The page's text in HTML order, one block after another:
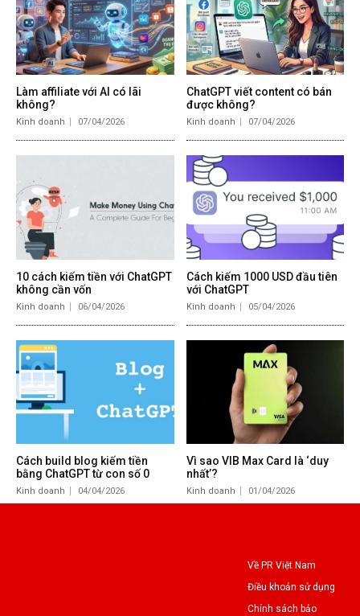
Làm affiliate với AI có lãi
không?
Kinh doanh 07/04/2026
ChatGPT viết content có bán
được không?
Kinh doanh 07/04/2026
10 cách kiếm tiền với ChatGPT
không cần vốn
Kinh doanh 06/04/2026
Cách kiếm 1000 USD đầu tiên
với ChatGPT
Kinh doanh 05/04/2026
Cách build blog kiếm tiền
bằng ChatGPT từ con số 0
Kinh doanh 04/04/2026
Vì sao VIB Max Card là ‘duy
nhất’?
Kinh doanh 01/04/2026
Về PR Việt Nam
Điều khoản sử dụng
Chính sách bảo